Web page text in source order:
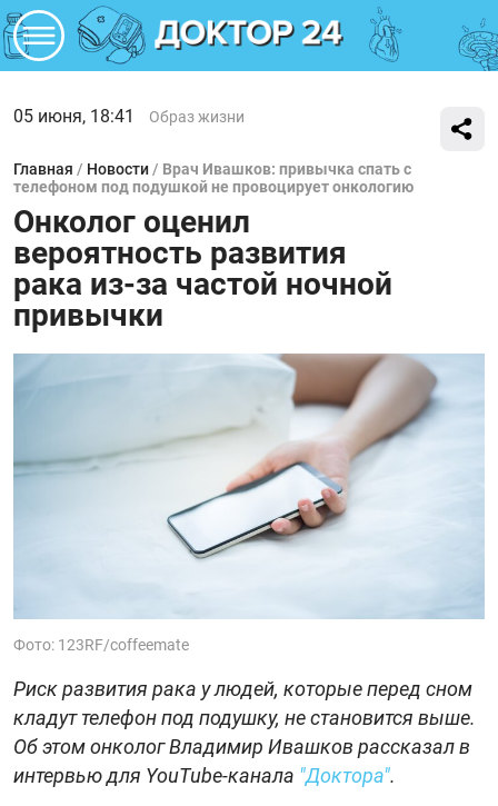
05 июня, 18:41 Образ жизни
Главная / Новости / Врач Ивашков: привычка спать с
телефоном под подушкой не провоцирует онкологию
Онколог оценил
вероятность развития
рака из-за частой ночной
привычки
Фото: 123RF/coffeemate
Риск развития рака у людей, которые перед сном
кладут телефон под подушку, не становится выше.
Об этом онколог Владимир Ивашков рассказал в
интервью для YouTube-канала "Доктора".